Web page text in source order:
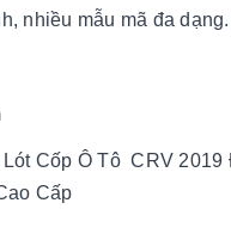
nhiều mẫu mã đa
Lót Cốp Ô Tô CRV
Cấp